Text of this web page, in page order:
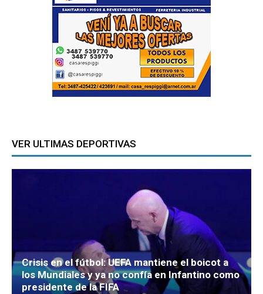
VER ULTIMAS DEPORTIVAS
Crisis en el fútbol: UEFA mantiene el boicot a
los Mundiales y ya no confía en Infantino como
presidente de la FIFA